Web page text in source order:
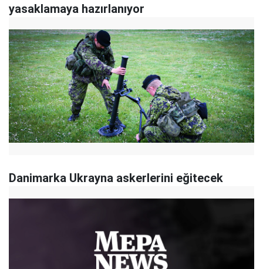
yasaklamaya hazırlanıyor
Danimarka Ukrayna askerlerini eğitecek